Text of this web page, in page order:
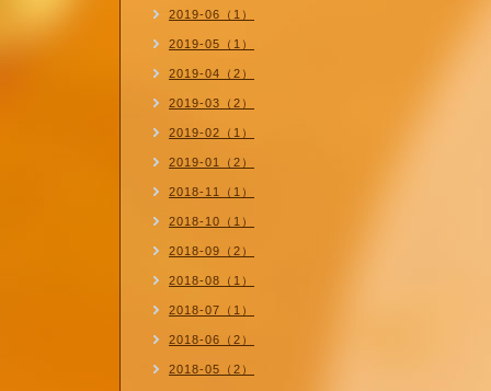
2019-06（1）
2019-05（1）
2019-04（2）
2019-03（2）
2019-02（1）
2019-01（2）
2018-11（1）
2018-10（1）
2018-09（2）
2018-08（1）
2018-07（1）
2018-06（2）
2018-05（2）